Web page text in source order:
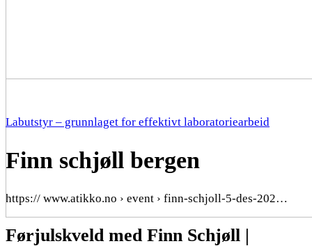
Labutstyr – grunnlaget for effektivt laboratoriearbeid
Finn schjøll bergen
https:// www.atikko.no › event › finn-schjoll-5-des-202…
Førjulskveld med Finn Schjøll |